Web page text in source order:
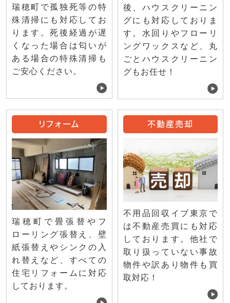
瑞穂町で孤独死等の特
殊清掃にも対応してお
ります。死後経過が遅
くなった場合は匂いが
ある場合の特殊清掃も
ご安心ください。
後、ハウスクリーニン
グにも対応しておりま
す。水回りやフローリ
ングワックスなど、丸
ごとハウスクリーニン
グもお任せ！
リフォーム
瑞穂町で畳張替やフ
ローリング張替え、壁
紙張替えやシンクの入
れ替えなど、すべての
住宅リフォームに対応
しております。
不動産売却
不用品回収イブ東京で
は不動産売買にも対応
しております。他社で
取り扱っていない事故
物件や訳あり物件も買
取対応！